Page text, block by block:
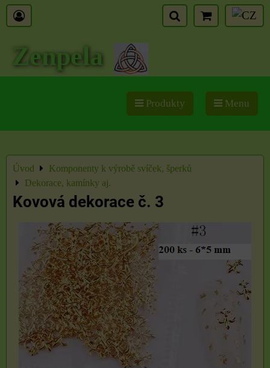
Zenpela
Produkty Menu
Úvod
Komponenty k výrobě svíček, šperků
Dekorace, kamínky aj.
Kovová dekorace č. 3